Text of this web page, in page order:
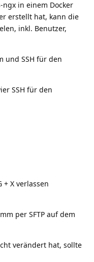
ngx in einem Docker
erstellt hat, kann die
inkl. Benutzer,
und SSH für den
SSH für den
+ X verlassen
per SFTP auf dem
verändert hat, sollte